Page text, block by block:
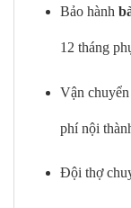
Bảo hành
12 tháng
Vận
phí nội
Đội thợ